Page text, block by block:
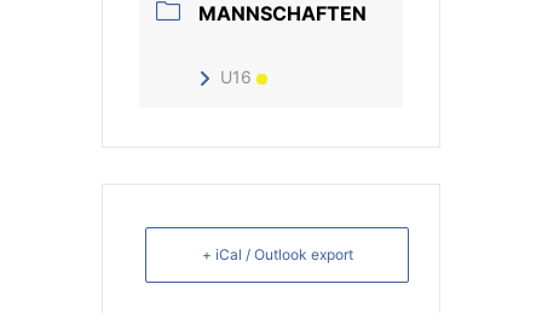
MANNSCHAFTEN
U16
+ iCal / Outlook export